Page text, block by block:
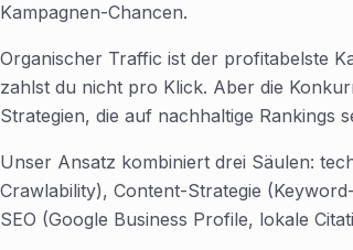
Kampagnen-Chancen.
Organischer Traffic ist der profitabelste
zahlst du nicht pro Klick. Aber die
Strategien, die auf nachhaltige Rankings
Unser Ansatz kombiniert drei Säulen:
Crawlability), Content-Strategie
SEO (Google Business Profile, lokale